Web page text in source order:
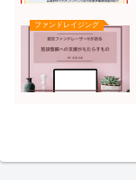
ファンドレイジング